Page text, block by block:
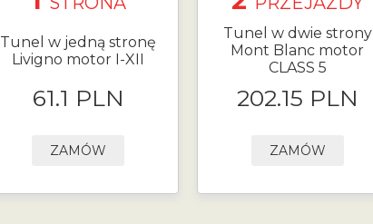
Tunel w jedną stronę
Livigno motor I-XII
61.1 PLN
ZAMÓW
Tunel w dwie strony
Mont Blanc motor
CLASS 5
202.15 PLN
ZAMÓW